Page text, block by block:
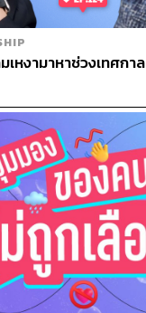
เหงามาหาช่วงเทศกาล